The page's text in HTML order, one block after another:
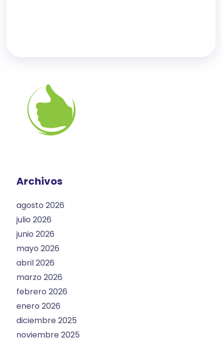
Archivos
agosto 2026
julio 2026
junio 2026
mayo 2026
abril 2026
marzo 2026
febrero 2026
enero 2026
diciembre 2025
noviembre 2025